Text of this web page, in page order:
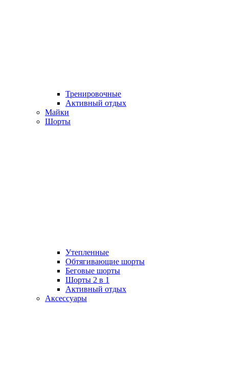
Тренировочные
Активный отдых
Майки
Шорты
Утепленные
Обтягивающие шорты
Беговые шорты
Шорты 2 в 1
Активный отдых
Аксессуары